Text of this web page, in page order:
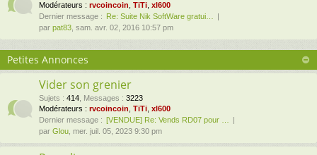
Modérateurs : rvcoincoin TiTi xl600
Dernier message :
Re: Suite Nik SoftWare gratui…
par pat83 , sam. avr. 02, 2016 10:57 pm
Petites Annonces
Vider son grenier
Sujets : 414 Messages : 3223
Modérateurs : rvcoincoin TiTi xl600
Dernier message : [VENDUE] Re: Vends RD07 pour …
par Glou , mer. juil. 05, 2023 9:30 pm